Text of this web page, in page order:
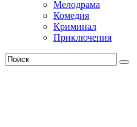
Мелодрама
Комедия
Криминал
Приключения